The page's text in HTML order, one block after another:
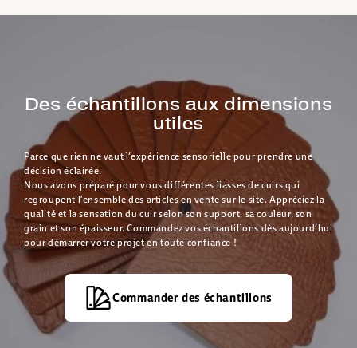
Des échantillons aux dimensions
utiles
Parce que rien ne vaut l’expérience sensorielle pour prendre une
décision éclairée.
Nous avons préparé pour vous différentes liasses de cuirs qui
regroupent l’ensemble des articles en vente sur le site. Appréciez la
qualité et la sensation du cuir selon son support, sa couleur, son
grain et son épaisseur. Commandez vos échantillons dès aujourd’hui
pour démarrer votre projet en toute confiance !
Commander des échantillons